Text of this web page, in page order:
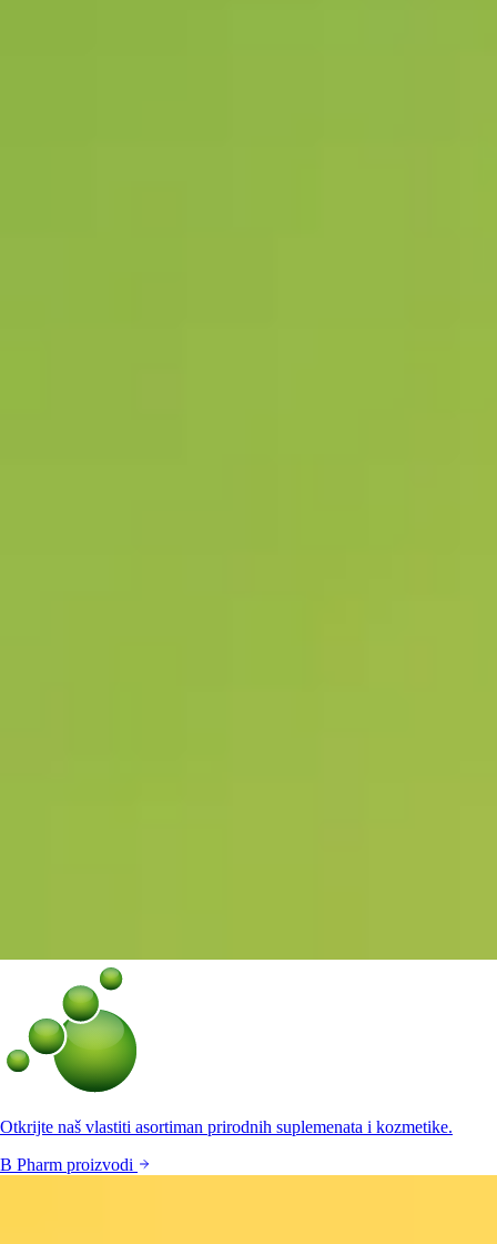
Otkrijte naš vlastiti asortiman prirodnih suplemenata i kozmetike.
B Pharm proizvodi